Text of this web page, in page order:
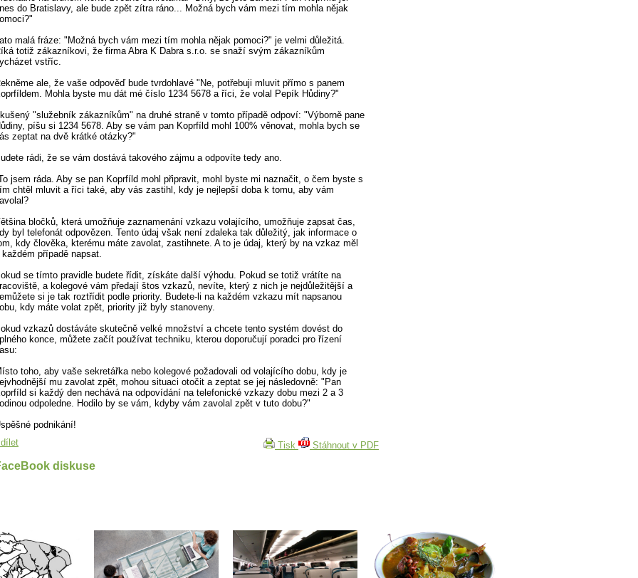
do Bratislavy, ale bude zpět zítra ráno... Možná bych vám mezi tím mohla nějak
malá fráze: "Možná bych vám mezi tím mohla nějak pomoci?" je velmi důležitá.
totiž zákazníkovi, že firma Abra K Dabra s.r.o. se snaží svým zákazníkům
vstříc.
ale, že vaše odpověď bude tvrdohlavé "Ne, potřebuji mluvit přímo s panem
Mohla byste mu dát mé číslo 1234 5678 a říci, že volal Pepík Hůdiny?"
"služebník zákazníkům" na druhé straně v tomto případě odpoví: "Výborně pane
píšu si 1234 5678. Aby se vám pan Koprfíld mohl 100% věnovat, mohla bych se
zeptat na dvě krátké otázky?"
rádi, že se vám dostává takového zájmu a odpovíte tedy ano.
jsem ráda. Aby se pan Koprfíld mohl připravit, mohl byste mi naznačit, o čem byste s
chtěl mluvit a říci také, aby vás zastihl, kdy je nejlepší doba k tomu, aby vám
bločků, která umožňuje zaznamenání vzkazu volajícího, umožňuje zapsat čas,
byl telefonát odpovězen. Tento údaj však není zdaleka tak důležitý, jak informace o
kdy člověka, kterému máte zavolat, zastihnete. A to je údaj, který by na vzkaz měl
případě napsat.
se tímto pravidle budete řídit, získáte další výhodu. Pokud se totiž vrátíte na
a kolegové vám předají štos vzkazů, nevíte, který z nich je nejdůležitější a
si je tak roztřídit podle priority. Budete-li na každém vzkazu mít napsanou
kdy máte volat zpět, priority již byly stanoveny.
vzkazů dostáváte skutečně velké množství a chcete tento systém dovést do
konce, můžete začít používat techniku, kterou doporučují poradci pro řízení
toho, aby vaše sekretářka nebo kolegové požadovali od volajícího dobu, kdy je
mu zavolat zpět, mohou situaci otočit a zeptat se jej následovně: "Pan
si každý den nechává na odpovídání na telefonické vzkazy dobu mezi 2 a 3
odpoledne. Hodilo by se vám, kdyby vám zavolal zpět v tuto dobu?"
podnikání!
Tisk Stáhnout v PDF
diskuse